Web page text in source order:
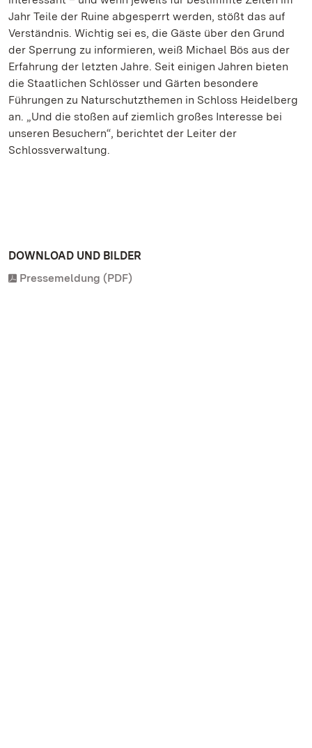
Jahr Teile der Ruine abgesperrt werden, stößt das auf
Verständnis. Wichtig sei es, die Gäste über den Grund
der Sperrung zu informieren, weiß Michael Bös aus der
Erfahrung der letzten Jahre. Seit einigen Jahren bieten
die Staatlichen Schlösser und Gärten besondere
Führungen zu Naturschutzthemen in Schloss Heidelberg
an. „Und die stoßen auf ziemlich großes Interesse bei
unseren Besuchern“, berichtet der Leiter der
Schlossverwaltung.
DOWNLOAD UND BILDER
Pressemeldung (PDF)